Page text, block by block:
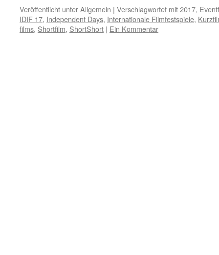
Veröffentlicht unterAllgemein | Verschlagwortet mit2017,
IDIF 17, Independent Days, Internationale Filmfestspiele,
films, Shortfilm, ShortShort | Ein Kommentar